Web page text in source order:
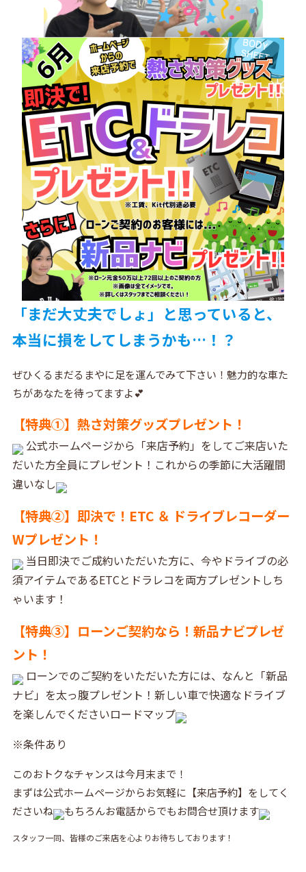
「まだ大丈夫でしょ」と思っていると、
本当に損をしてしまうかも…！？
ぜひくるまだるまやに足を運んでみて下さい！魅力的な車た
ちがあなたを待ってますよ💕
【特典①】熱さ対策グッズプレゼント！
公式ホームページから「来店予約」をしてご来店いた
だいた方全員にプレゼント！これからの季節に大活躍間
違いなし
【特典②】即決で！ETC ＆ ドライブレコーダー
Wプレゼント！
当日即決でご成約いただいた方に、今やドライブの必
須アイテムであるETCとドラレコを両方プレゼントしち
ゃいます！
【特典③】ローンご契約なら！新品ナビプレゼ
ント！
ローンでのご契約をいただいた方には、なんと「新品
ナビ」を太っ腹プレゼント！新しい車で快適なドライブ
を楽しんでくださいロードマップ
※条件あり
このおトクなチャンスは今月末まで！
まずは公式ホームページからお気軽に【来店予約】をしてく
ださいね
もちろんお電話からでもお問合せ頂けます
スタッフ一同、皆様のご来店を心よりお待ちしております！